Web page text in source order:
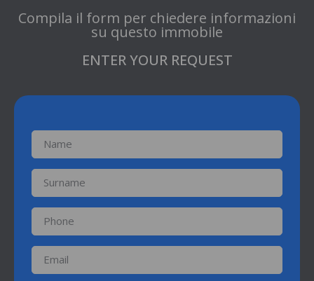
Compila il form per chiedere informazioni
su questo immobile
ENTER YOUR REQUEST